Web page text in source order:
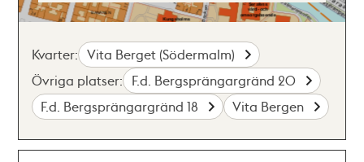
Kvarter: Vita Berget (Södermalm)
Övriga platser: F.d. Bergsprängargränd 20
F.d. Bergsprängargränd 18
Vita Bergen